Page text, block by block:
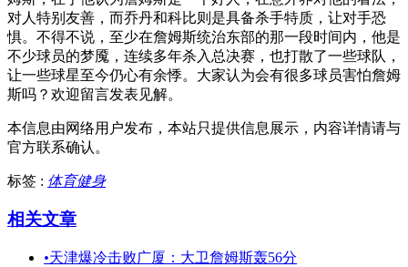
对人特别友善，而乔丹和科比则是具备杀手特质，让对手恐
惧。不得不说，至少在詹姆斯统治东部的那一段时间内，他是
不少球员的梦魇，连续多年杀入总决赛，也打散了一些球队，
让一些球星至今仍心有余悸。大家认为会有很多球员害怕詹姆
斯吗？欢迎留言发表见解。
本信息由网络用户发布， 本站只提供信息展示，内容详情请与
官方联系确认。
标签 : 体育健身
相关文章
•天津爆冷击败广厦：大卫詹姆斯轰56分